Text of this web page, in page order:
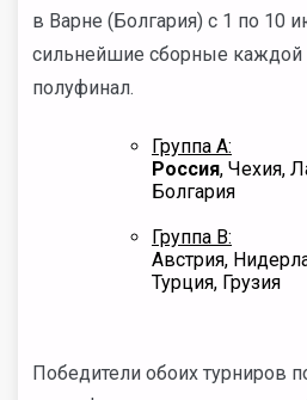
в Варне (Болгария) с 1 по 10
сильнейшие сборные каждой
полуфинал.
Группа А:
Россия, Чехия,
Болгария
Группа B:
Австрия,
Турция, Грузия
Победители обоих турниров